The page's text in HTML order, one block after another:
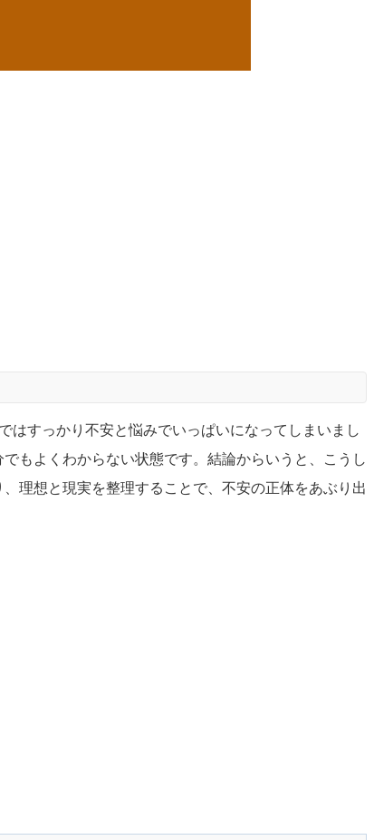
はすっかり不安と悩みでいっぱいになってしまいまし
もよくわからない状態です。結論からいうと、こうし
理想と現実を整理することで、不安の正体をあぶり出